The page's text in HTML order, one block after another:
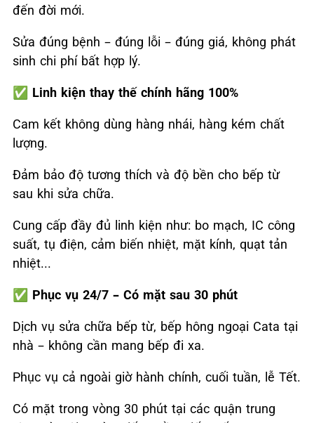
đến đời mới.
Sửa đúng bệnh – đúng lỗi – đúng giá, không phát
sinh chi phí bất hợp lý.
✅ Linh kiện thay thế chính hãng 100%
Cam kết không dùng hàng nhái, hàng kém chất
lượng.
Đảm bảo độ tương thích và độ bền cho bếp từ
sau khi sửa chữa.
Cung cấp đầy đủ linh kiện như: bo mạch, IC công
suất, tụ điện, cảm biến nhiệt, mặt kính, quạt tản
nhiệt...
✅ Phục vụ 24/7 – Có mặt sau 30 phút
Dịch vụ sửa chữa bếp từ, bếp hông ngoại Cata tại
nhà – không cần mang bếp đi xa.
Phục vụ cả ngoài giờ hành chính, cuối tuần, lễ Tết.
Có mặt trong vòng 30 phút tại các quận trung